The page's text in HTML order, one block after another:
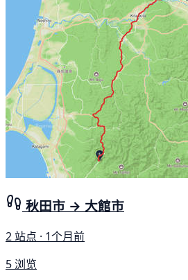
秋田市 → 大館市
2 站点 · 1个月前
5 浏览